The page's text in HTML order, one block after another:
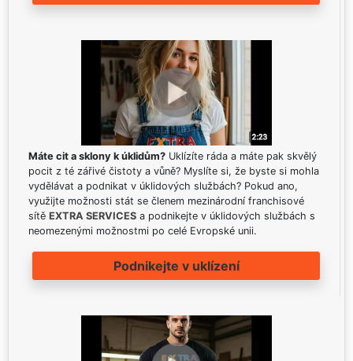
Máte cit a sklony k úklidům? Uklízíte ráda a máte pak skvělý
pocit z té zářivé čistoty a vůně? Myslíte si, že byste si mohla
vydělávat a podnikat v úklidových službách? Pokud ano,
využijte možnosti stát se členem mezinárodní franchisové
sítě EXTRA SERVICES a podnikejte v úklidových službách s
neomezenými možnostmi po celé Evropské unii.
Podnikejte v uklízení